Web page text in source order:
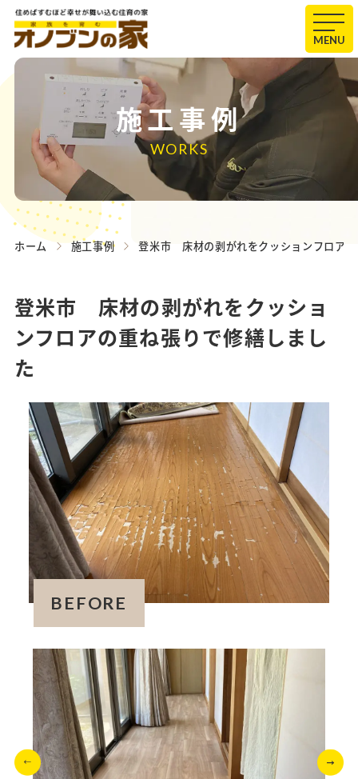
MENU
施工事例
WORKS
ホーム 施工事例 登米市 床材の剥がれをクッションフロア
登米市 床材の剥がれをクッショ
ンフロアの重ね張りで修繕しまし
た
BEFORE